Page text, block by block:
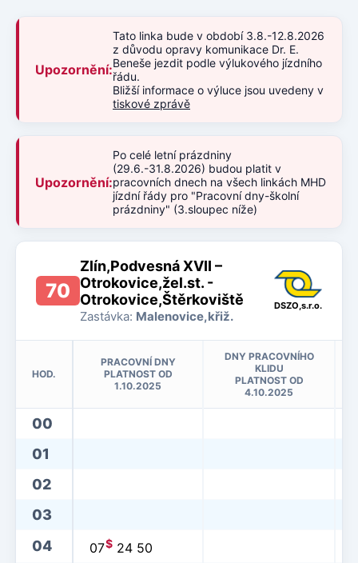
Upozornění:
Tato linka bude v období 3.8.-12.8.2026
z důvodu opravy komunikace Dr. E.
Beneše jezdit podle výlukového jízdního
řádu.
Bližší informace o výluce jsou uvedeny v
tiskové zprávě
Upozornění:
Po celé letní prázdniny
(29.6.-31.8.2026) budou platit v
pracovních dnech na všech linkách MHD
jízdní řády pro "Pracovní dny-školní
prázdniny" (3.sloupec níže)
70
Zlín,Podvesná XVII –
Otrokovice,žel.st. -
Otrokovice,Štěrkoviště
Zastávka: Malenovice,křiž.
DSZO,s.r.o.
HOD.
PRACOVNÍ DNY
PLATNOST OD
1.10.2025
DNY PRACOVNÍHO
KLIDU
PLATNOST OD
4.10.2025
00
01
02
03
04
07$ 24 50